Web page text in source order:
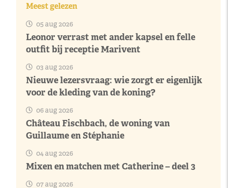
Meest gelezen
05 aug 2026
Leonor verrast met ander kapsel en felle
outfit bij receptie Marivent
03 aug 2026
Nieuwe lezersvraag: wie zorgt er eigenlijk
voor de kleding van de koning?
06 aug 2026
Château Fischbach, de woning van
Guillaume en Stéphanie
04 aug 2026
Mixen en matchen met Catherine – deel 3
07 aug 2026